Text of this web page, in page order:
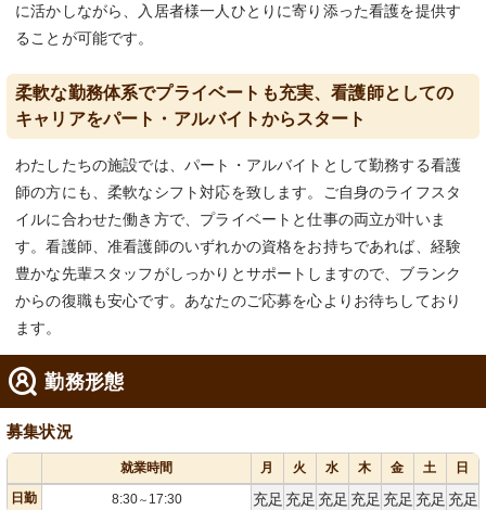
に活かしながら、入居者様一人ひとりに寄り添った看護を提供す
ることが可能です。
柔軟な勤務体系でプライベートも充実、看護師としての
キャリアをパート・アルバイトからスタート
わたしたちの施設では、パート・アルバイトとして勤務する看護
師の方にも、柔軟なシフト対応を致します。ご自身のライフスタ
イルに合わせた働き方で、プライベートと仕事の両立が叶いま
す。看護師、准看護師のいずれかの資格をお持ちであれば、経験
豊かな先輩スタッフがしっかりとサポートしますので、ブランク
からの復職も安心です。あなたのご応募を心よりお待ちしており
ます。
勤務形態
募集状況
就業時間 月 火 水 木 金 土
日
日勤
8:30～ 17:30 充足 充足 充足 充足 充足 充足 充足